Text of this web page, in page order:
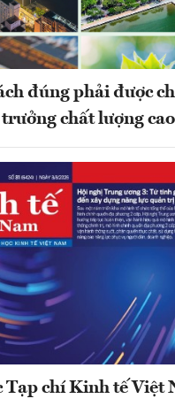
đúng phải được
chất lượng cao
Tạp chí Kinh tế Việt